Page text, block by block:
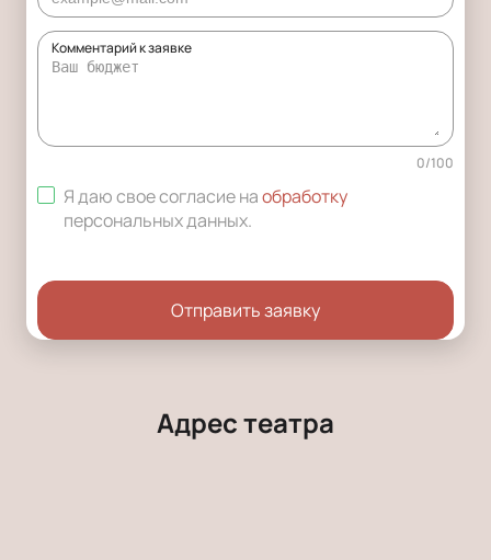
Комментарий к заявке
0/100
Я даю свое согласие наобработку
персональных данных.
Отправить заявку
Адрес театра